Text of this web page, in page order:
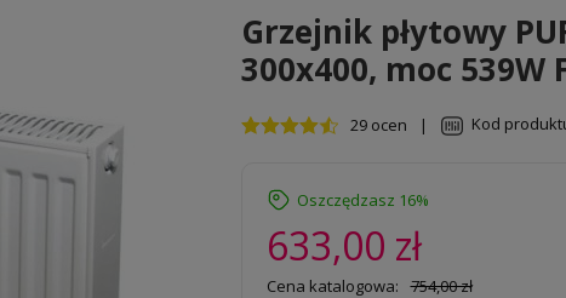
Grzejnik płytowy
300x400, moc 539W
29 ocen | Kod
Oszczędzasz 16%
633,00 zł
Cena katalogowa: 754,00 zł